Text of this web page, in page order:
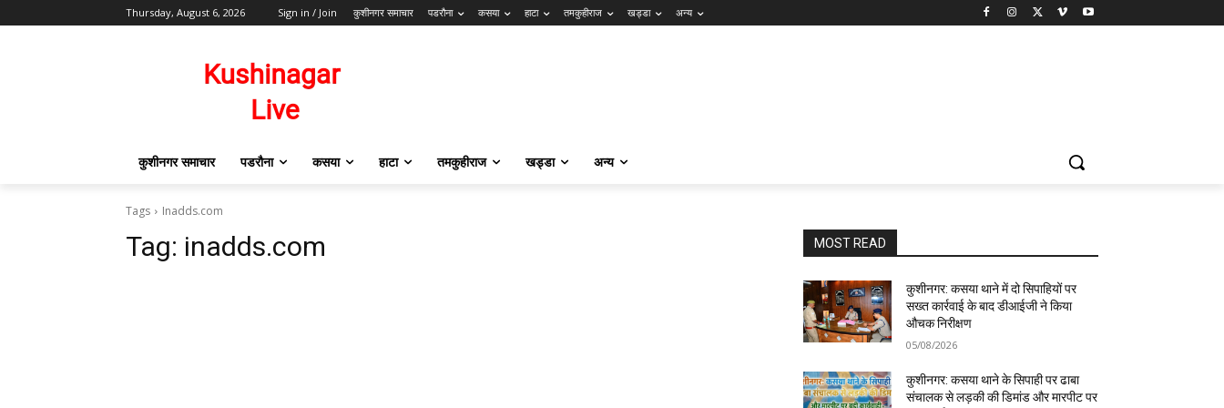
Thursday, August 6, 2026 Sign in / Join कुशीनगर समाचार पडरौना कसया हाटा तमकुहीराज खड्डा अन्य
कुशीनगर समाचार पडरौना कसया हाटा तमकुहीराज खड्डा अन्य
Tags Inadds.com
Tag: inadds.com MOST READ
कुशीनगर: कसया थाने में दो सिपाहियों पर
सख्त कार्रवाई के बाद डीआईजी ने किया
औचक निरीक्षण
05/08/2026
कुशीनगर: कसया थाने के सिपाही पर ढाबा
संचालक से लड़की की डिमांड और मारपीट पर